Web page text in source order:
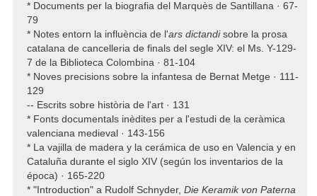
* Documents per la biografia del Marquès de Santillana · 67-
79
* Notes entorn la influència de l'ars dictandisobre la prosa
catalana de cancelleria de finals del segle XIV: el Ms. Y-129-
7 de la Biblioteca Colombina · 81-104
* Noves precisions sobre la infantesa de Bernat Metge · 111-
129
-- Escrits sobre història de l'art · 131
* Fonts documentals inèdites per a l'estudi de la ceràmica
valenciana medieval · 143-156
* La vajilla de madera y la cerámica de uso en Valencia y en
Cataluña durante el siglo XIV (según los inventarios de la
época) · 165-220
* "Introduction" a Rudolf Schnyder, Die Keramik von Paterna